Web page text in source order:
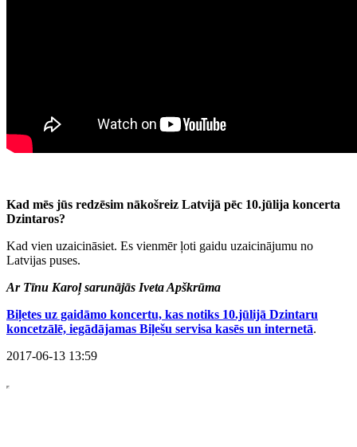
Kad mēs jūs redzēsim nākošreiz Latvijā pēc 10.jūlija koncerta
Dzintaros?
Kad vien uzaicināsiet. Es vienmēr ļoti gaidu uzaicinājumu no
Latvijas puses.
Ar Tīnu Karoļ sarunājās Iveta Apškrūma
Biļetes uz gaidāmo koncertu, kas notiks 10.jūlijā Dzintaru
koncetzālē, iegādājamas Biļešu servisa kasēs un internetā.
2017-06-13 13:59